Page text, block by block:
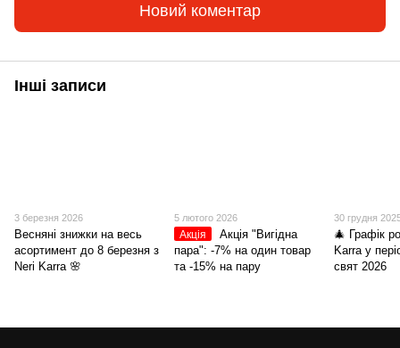
Новий коментар
Інші записи
3 березня 2026
Весняні знижки на весь
асортимент до 8 березня з
Neri Karra 🌸
5 лютого 2026
Акція
Акція "Вигідна
пара": -7% на один товар
та -15% на пару
30 грудня
🎄 Графік
Karra у
свят 2026